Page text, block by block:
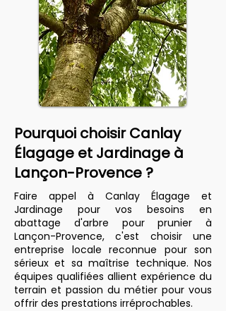
Pourquoi choisir Canlay
Élagage et Jardinage à
Lançon-Provence ?
Faire appel à Canlay Élagage et
Jardinage pour vos besoins en
abattage d'arbre pour prunier à
Lançon-Provence, c'est choisir une
entreprise locale reconnue pour son
sérieux et sa maîtrise technique. Nos
équipes qualifiées allient expérience du
terrain et passion du métier pour vous
offrir des prestations irréprochables.